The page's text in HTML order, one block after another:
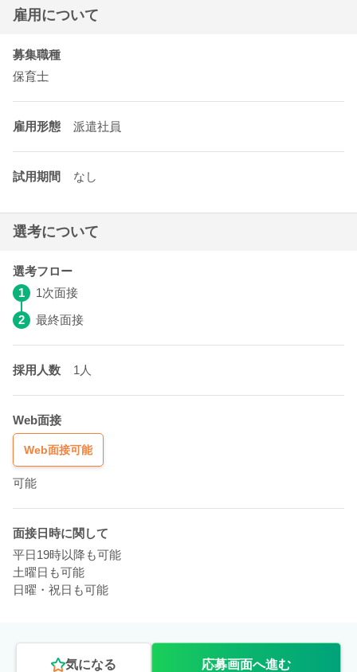
雇用について
募集職種
保育士
雇用形態 派遣社員
試用期間 なし
選考について
選考フロー
1
1次面接
2
最終面接
採用人数 1人
Web面接
Web面接可能
可能
面接日時に関して
平日19時以降も可能
土曜日も可能
日曜・祝日も可能
気になる 応募画面へ進む